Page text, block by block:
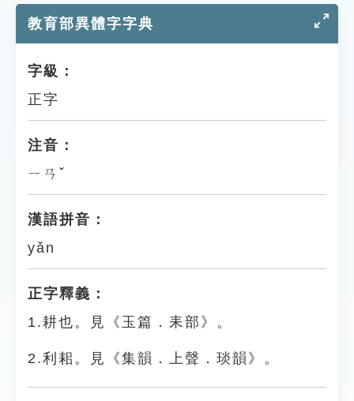
貓頭鷹博士
教育部異體字字典
字級：
正字
注音：
ㄧㄢˇ
漢語拼音：
yǎn
正字釋義：
1.耕也。見《玉篇．耒部》。
2.利耜。見《集韻．上聲．琰韻》。